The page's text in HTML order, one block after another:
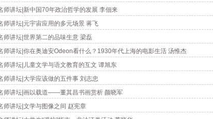
师讲坛|新中国70年政治哲学的发展 李佃来
师讲坛|元宇宙应用的多元场景 蒋飞
师讲坛|世界第二的品味生意 梁磊
师讲坛|你在奥迪安Odeon看什么？1930年代上海的电影生活 汤惟杰
师讲坛|儿童文学与语文教育的互文 谭旭东
师讲坛|大学应该做的五件事 刘志忠
师讲坛|画以载道——董其昌书画赏析 颜晓军
师讲坛|文学与图像之间 赵宪章